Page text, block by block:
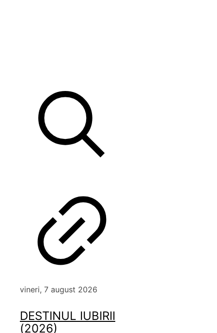
vineri, 7 august 2026
DESTINUL IUBIRII
(2026)